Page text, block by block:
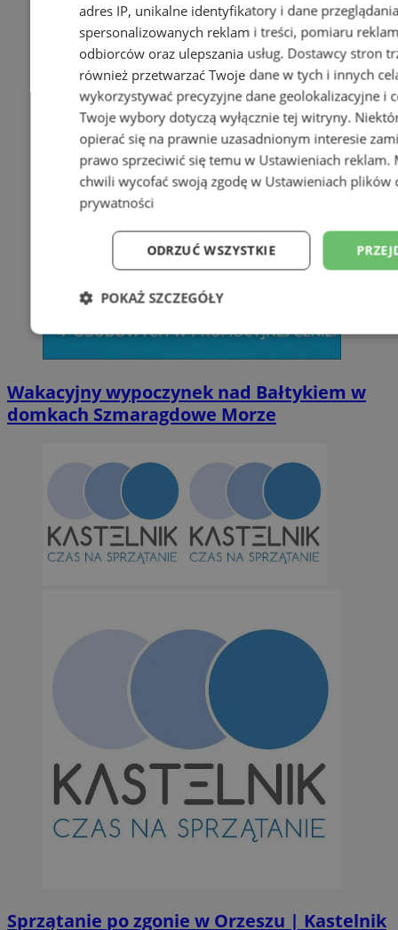
Wakacyjny wypoczynek nad Bałtykiem w
domkach Szmaragdowe Morze
Sprzątanie po zgonie w Orzeszu | Kastelnik
adres IP, unikalne identyfikatory i dane
spersonalizowanych reklam i treści, pomiaru
odbiorców oraz ulepszania usług. Dostawcy stron
również przetwarzać Twoje dane w tych i innych
wykorzystywać precyzyjne dane geolokalizacyjne i
Twoje wybory dotyczą wyłącznie tej witryny.
opierać się na prawnie uzasadnionym interesie
prawo sprzeciwić się temu w Ustawieniach reklam.
chwili wycofać swoją zgodę w Ustawieniach plików
prywatności
ODRZUĆ WSZYSTKIE
POKAŻ SZCZEGÓŁY
Niezbędne Wydajność
Niesklasyfikowane
Niezbędne Wydajność Targetowanie
Niezbędne pliki cookie umożliwiają korzystanie z podstawowych
Domena
QeSessID
MvSessID orzesze.com.pl
.youtube.com